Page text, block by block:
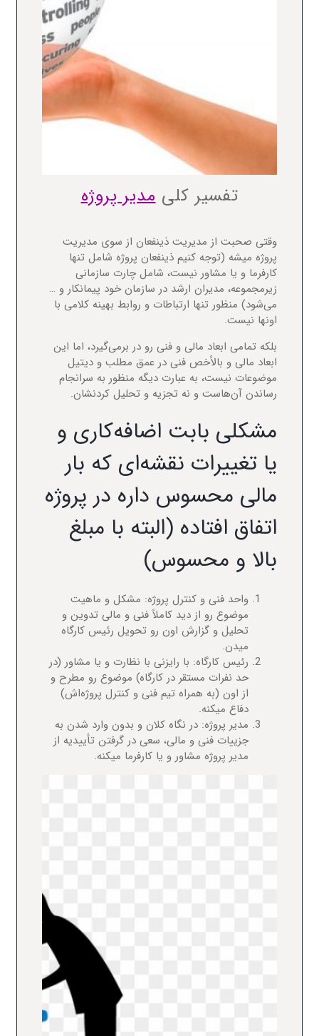
تفسیر کلیمدیر پروژه
وقتی صحبت از مدیریت ذینفعان از سوی مدیریت
پروژه میشه (توجه کنیم ذینفعان پروژه شامل تنها
کارفرما و یا مشاور نیست، شامل چارت سازمانی
زیرمجموعه، مدیران ارشد در سازمان خود پیمانکار و …
می‌شود) منظور تنها ارتباطات و روابط بهینه کلامی با
اونها نیست.
بلکه تمامی ابعاد مالی و فنی رو در برمی‌گیرد، اما این
ابعاد مالی و بالأخص فنی در عمق مطلب و دیتیل
موضوعات نیست، به عبارت دیگه منظور به سرانجام
رساندن آن‌هاست و نه تجزیه‌ و تحلیل کردنشان.
مشکلی بابت اضافه‌کاری و
یا تغییرات نقشه‌ای که بار
مالی محسوس داره در پروژه
اتفاق افتاده (البته با مبلغ
بالا و محسوس)
واحد فنی و کنترل پروژه: مشکل و ماهیت
موضوع رو از دید کاملاً فنی و مالی تدوین و
تحلیل و گزارش اون رو تحویل رئیس کارگاه
میدن.
رئیس کارگاه: با رایزنی با نظارت و یا مشاور (در
حد نفرات مستقر در کارگاه) موضوع رو مطرح و
از اون (به همراه تیم فنی و کنترل پروژه‌اش)
دفاع میکنه.
مدیر پروژه: در نگاه کلان و بدون وارد شدن به
جزییات فنی و مالی، سعی در گرفتن تأییدیه از
مدیر پروژه مشاور و یا کارفرما میکنه.